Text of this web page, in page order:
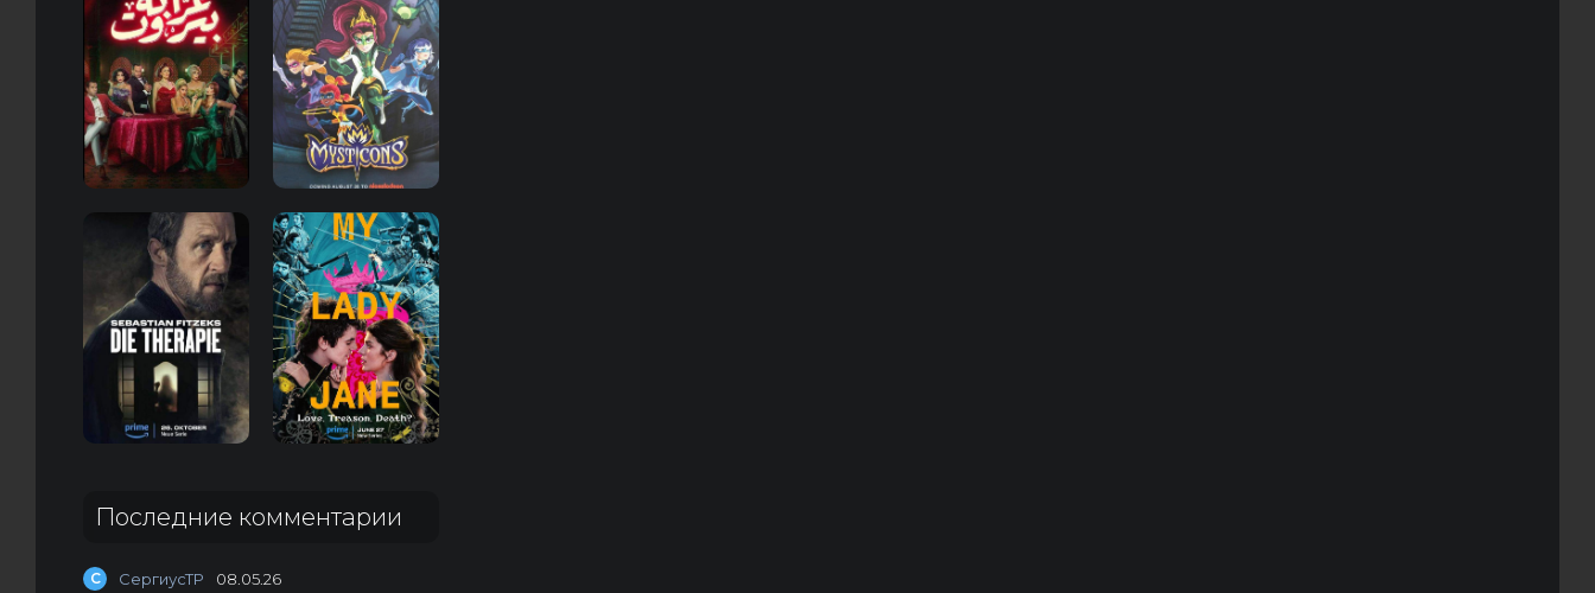
Последние комментарии
С СергиусТР 08.05.26